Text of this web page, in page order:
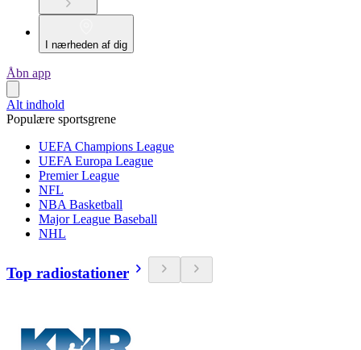
I nærheden af dig
Åbn app
Alt indhold
Populære sportsgrene
UEFA Champions League
UEFA Europa League
Premier League
NFL
NBA Basketball
Major League Baseball
NHL
Top radiostationer